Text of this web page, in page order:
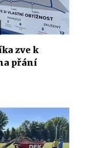
zve k
přání